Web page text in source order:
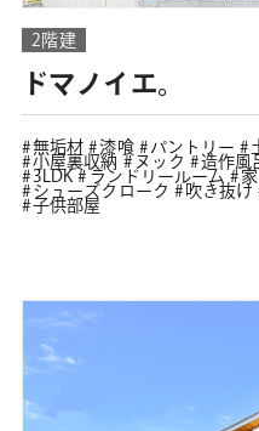
2階建
ドマノイエ。
無垢材 漆喰 パントリー
小屋裏収納
ヌック 造作風
3LDK
ランドリールーム
シューズクローク
吹き抜け
子供部屋